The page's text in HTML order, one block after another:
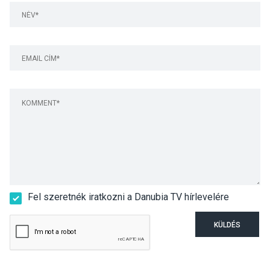
Fel szeretnék iratkozni a Danubia TV hírlevelére
KÜLDÉS